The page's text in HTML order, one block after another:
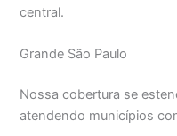
central.
Grande São Paulo
Nossa cobertura se
atendendo municípios